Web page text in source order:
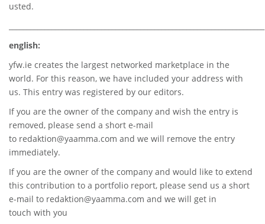
usted.
english:
yfw.ie creates the largest networked marketplace in the
world. For this reason, we have included your address with
us. This entry was registered by our editors.
If you are the owner of the company and wish the entry is
removed, please send a short e-mail
to redaktion@yaamma.com and we will remove the entry
immediately.
If you are the owner of the company and would like to extend
this contribution to a portfolio report, please send us a short
e-mail to redaktion@yaamma.com and we will get in
touch with you